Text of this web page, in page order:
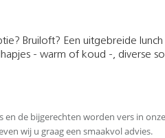
Bruiloft? Een uitgebreide
- warm of koud -, diverse
en de bijgerechten worden vers in
wij u graag een smaakvol advies.